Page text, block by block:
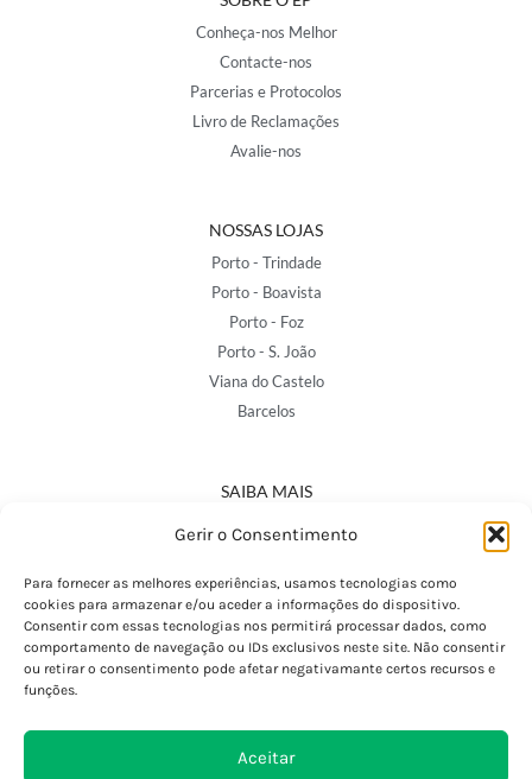
Gerir o Consentimento
Para fornecer as melhores experiências, usamos tecnologias como
cookies para armazenar e/ou aceder a informações do dispositivo.
Consentir com essas tecnologias nos permitirá processar dados, como
comportamento de navegação ou IDs exclusivos neste site. Não consentir
ou retirar o consentimento pode afetar negativamante certos recursos e
funções.
Aceitar
Conheça-nos Melhor
Contacte-nos
Parcerias e Protocolos
Livro de Reclamações
Avalie-nos
NOSSAS LOJAS
Porto - Trindade
Porto - Boavista
Porto - Foz
Porto - S. João
Viana do Castelo
Barcelos
SAIBA MAIS
Política de Privacidade
Termos e Condições
Perguntas Frequentes
Custos de Envio
Encomendas Internacionais
Devoluções e Trocas